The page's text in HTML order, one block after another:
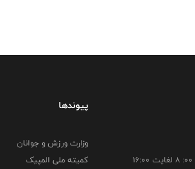
پیوندها
وزارت ورزش و جوانان
کمیته ملی المپیک